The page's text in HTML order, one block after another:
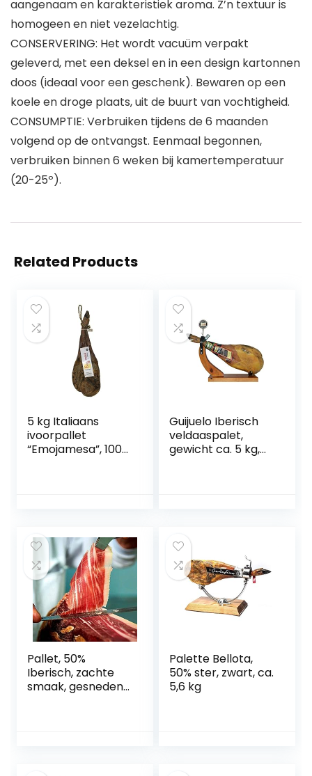
aangenaam en karakteristiek aroma. Z’n textuur is
homogeen en niet vezelachtig.
CONSERVERING: Het wordt vacuüm verpakt
geleverd, met een deksel en in een design kartonnen
doos (ideaal voor een geschenk). Bewaren op een
koele en droge plaats, uit de buurt van vochtigheid.
CONSUMPTIE: Verbruiken tijdens de 6 maanden
volgend op de ontvangst. Eenmaal begonnen,
verbruiken binnen 6 weken bij kamertemperatuur
(20-25º).
Related Products
5 kg Italiaans
ivoorpallet
“Emojamesa”, 100%
Guijuelo Iberisch
veldaaspalet,
gewicht ca. 5 kg,
Pallet, 50%
Iberisch, zachte
smaak, gesneden
Palette Bellota,
50% ster, zwart, ca.
5,6 kg